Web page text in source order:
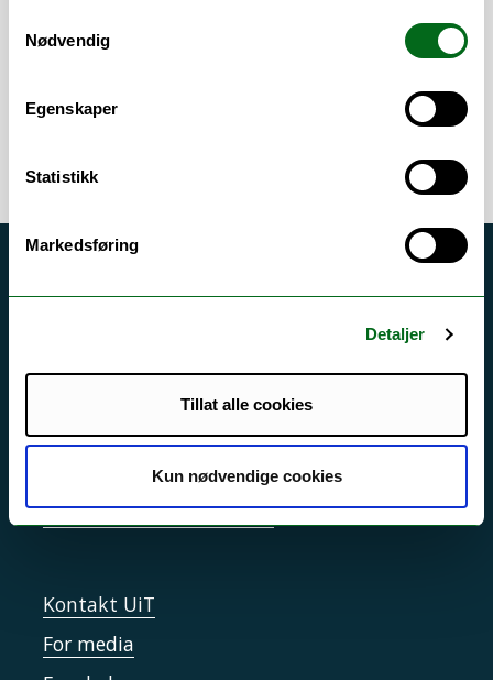
Nødvendig
Egenskaper
Statistikk
Markedsføring
Detaljer
Tillat alle cookies
Kun nødvendige cookies
Innkjøp av datautstyr til ansatte ved
Personvern ved UiT
Sikkerhet, beredskap og personvern
Informasjonskapsler
Tilgjengelighetserklæring
Kontakt UiT
For media